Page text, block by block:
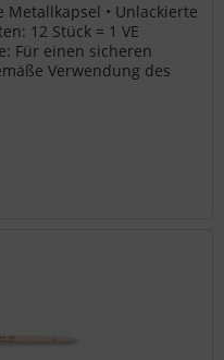
Metallkapsel • Unlackierte
12 Stück = 1 VE
Für einen sicheren
Verwendung des